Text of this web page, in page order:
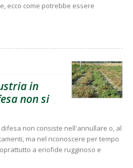
ecco come potrebbe essere
in
non si
non consiste nell'annullare o, al
ma nel riconoscere per tempo
a eriofide rugginoso e